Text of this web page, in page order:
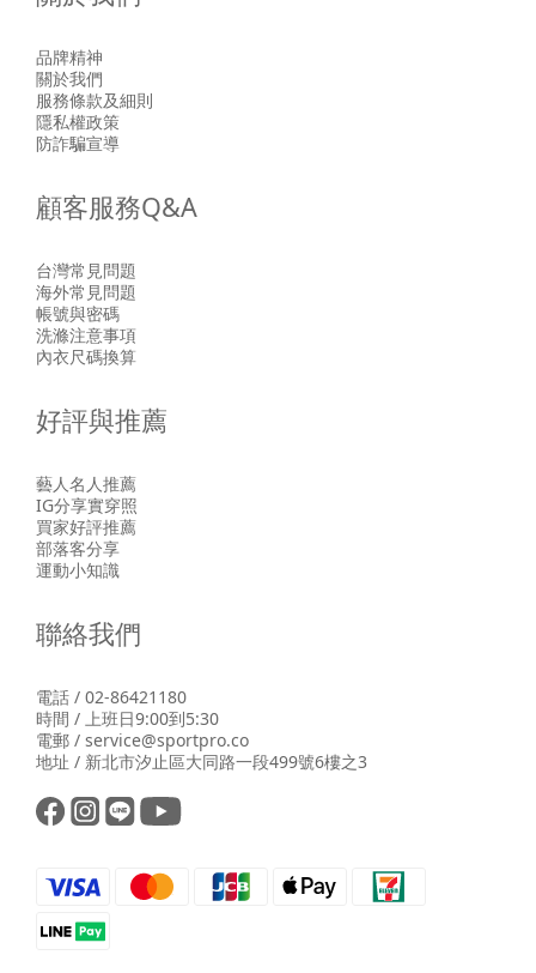
品牌精神
關於我們
服務條款及細則
隱私權政策
防詐騙宣導
顧客服務Q&A
台灣常見問題
海外常見問題
帳號與密碼
洗滌注意事項
內衣尺碼換算
好評與推薦
藝人名人推薦
IG分享實穿照
買家好評推薦
部落客分享
運動小知識
聯絡我們
電話 / 02-86421180
時間 / 上班日9:00到5:30
電郵 / service@sportpro.co
地址 / 新北市汐止區大同路一段499號6樓之3